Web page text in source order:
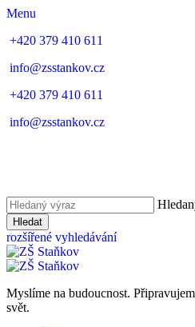
Menu
+420 379 410 611
info@zsstankov.cz
+420 379 410 611
info@zsstankov.cz
Hledat
rozšířené vyhledávání
Myslíme na budoucnost.
svět.